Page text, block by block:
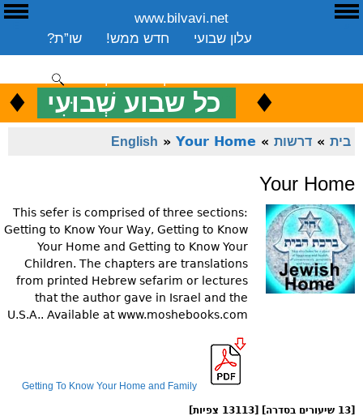
www.bilvavi.net
שו”ת?
חדש ממש!
עלון שבועי
שיעורים שבועי
ספרים
ארכיון
סקירה כללית
ENGLISH ♦ כל שבוע שְׁבוּעִי ♦
בית » דרשות »
English » Your Home
Your Home
This sefer is comprised of three sections:
Getting to Know Your Way, Getting to Know
Your Home and Getting to Know Your
Children. The chapters are translations
from printed Hebrew sefarim or lectures
that the author gave in Israel and the
U.S.A.. Available at www.moshebooks.com
Getting To Know Your Home and Family